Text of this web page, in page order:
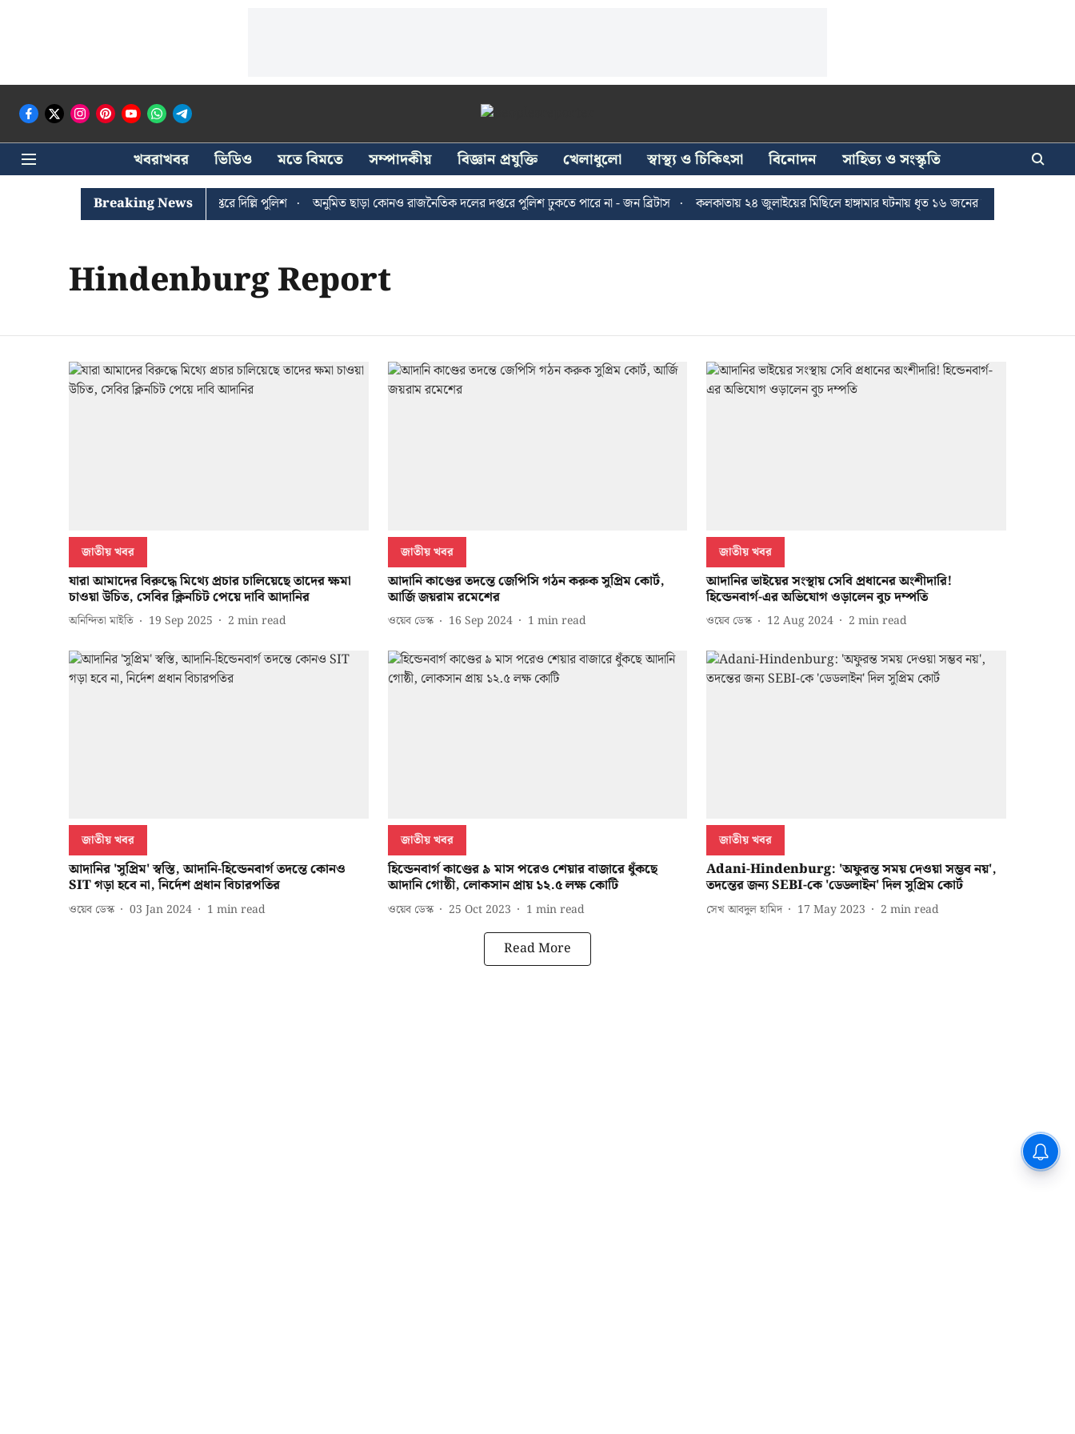
খবরাখবর ভিডিও মতে বিমতে সম্পাদকীয় বিজ্ঞান প্রযুক্তি খেলাধুলো স্বাস্থ্য ও চিকিৎসা বিনোদন সাহিত্য ও সংস্কৃতি
Breaking News
ঐশী ঘোষের খোঁজে সিপিআইএম সদর দপ্তরে দিল্লি পুলিশ অনুমিত ছাড়া কোনও রাজনৈতিক দলের দপ্তরে পুলিশ ঢুকতে পারে না - জন ব্রিটাস কলকাতায় ২৪ জুলাইয়ের মিছিলে হাঙ্গামার ঘটনায় ধৃত ১৬ জনের জামিন
Hindenburg Report
জাতীয় খবর
যারা আমাদের বিরুদ্ধে মিথ্যে প্রচার চালিয়েছে তাদের ক্ষমা
চাওয়া উচিত, সেবির ক্লিনচিট পেয়ে দাবি আদানির
অনিন্দিতা মাইতি 19 Sep 2025 2 min read
জাতীয় খবর
আদানি কাণ্ডের তদন্তে জেপিসি গঠন করুক সুপ্রিম কোর্ট,
আর্জি জয়রাম রমেশের
ওয়েব ডেস্ক 16 Sep 2024 1 min read
জাতীয় খবর
আদানির ভাইয়ের সংস্থায় সেবি প্রধানের অংশীদারি!
হিন্ডেনবার্গ-এর অভিযোগ ওড়ালেন বুচ দম্পতি
ওয়েব ডেস্ক 12 Aug 2024 2 min read
জাতীয় খবর
আদানির 'সুপ্রিম' স্বস্তি, আদানি-হিন্ডেনবার্গ তদন্তে কোনও
SIT গড়া হবে না, নির্দেশ প্রধান বিচারপতির
ওয়েব ডেস্ক 03 Jan 2024 1 min read
জাতীয় খবর
হিন্ডেনবার্গ কাণ্ডের ৯ মাস পরেও শেয়ার বাজারে ধুঁকছে
আদানি গোষ্ঠী, লোকসান প্রায় ১২.৫ লক্ষ কোটি
ওয়েব ডেস্ক 25 Oct 2023 1 min read
জাতীয় খবর
Adani-Hindenburg: 'অফুরন্ত সময় দেওয়া সম্ভব নয়',
তদন্তের জন্য SEBI-কে 'ডেডলাইন' দিল সুপ্রিম কোর্ট
সেখ আবদুল হামিদ 17 May 2023 2 min read
Read More